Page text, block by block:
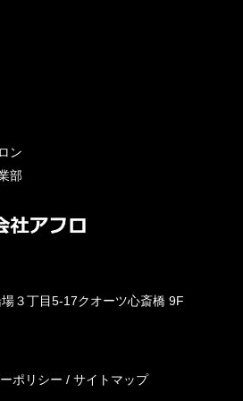
ン
部
３丁目5-17クオーツ心斎橋 9F
ポリシー / サイトマップ